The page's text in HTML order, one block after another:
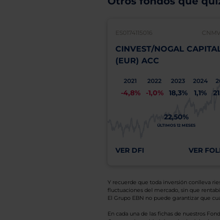
ES0174115016
CINVEST/NOGAL
(EUR) ACC
2021
-4,8%
2022
-1,0%
2023
18,3%
2024
1,1%
22,50%
ÚLTIMOS 12 MESES
VER DFI VER
Y recuerde que toda inversión conlleva
fluctuaciones del mercado, sin que
El Grupo EBN no puede garantizar que
En cada una de las fichas de nuestros